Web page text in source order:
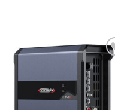
Lägg till i
önskelistan